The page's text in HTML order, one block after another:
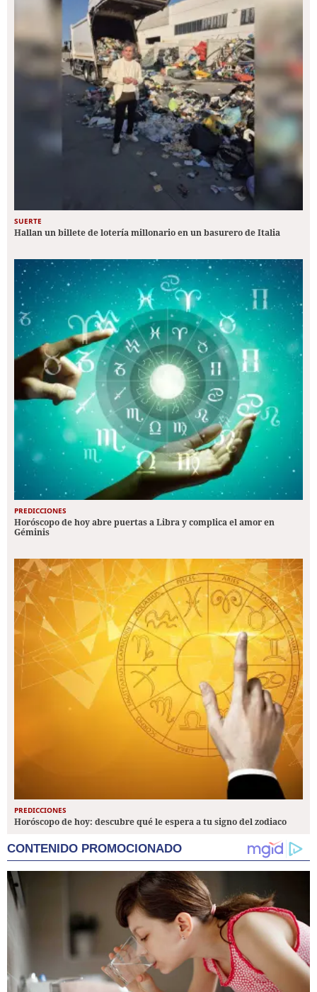
SUERTE
Hallan un billete de lotería millonario en un basurero de Italia
PREDICCIONES
Horóscopo de hoy abre puertas a Libra y complica el amor en
Géminis
PREDICCIONES
Horóscopo de hoy: descubre qué le espera a tu signo del zodiaco
CONTENIDO PROMOCIONADO